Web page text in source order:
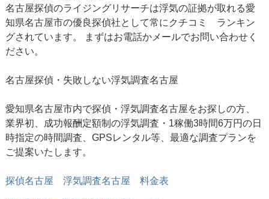
名古屋探偵のライジングリサーチは浮気の証拠が取れる愛
知県名古屋市の優良探偵社として常にクチコミ ランキン
グされています。 まずはお電話かメールでお問い合わせく
ださい。
名古屋探偵・失敗しない浮気調査名古屋
愛知県名古屋市内で探偵・浮気調査名古屋をお探しの方、
業界初、成功報酬定額制の浮気調査・1稼働3時間6万円の日
時指定の時間調査、GPSレンタル等、最適な調査プランを
ご提案いたします。
探偵名古屋 浮気調査名古屋 料金表